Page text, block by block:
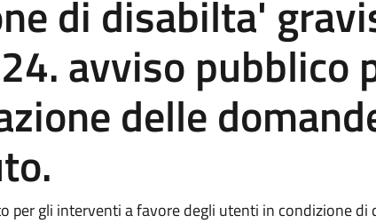
di disabilta'
avviso pubblico
delle
per gli interventi a favore degli utenti in condizione di